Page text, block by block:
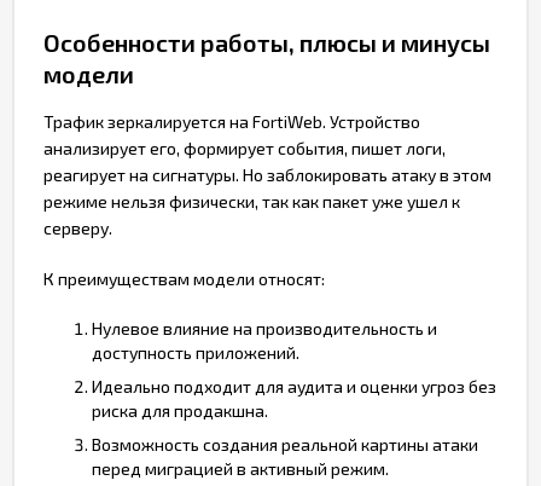
Особенности работы, плюсы и минусы
модели
Трафик зеркалируется на FortiWeb. Устройство
анализирует его, формирует события, пишет логи,
реагирует на сигнатуры. Но заблокировать атаку в этом
режиме нельзя физически, так как пакет уже ушел к
серверу.
К преимуществам модели относят:
Нулевое влияние на производительность и
доступность приложений.
Идеально подходит для аудита и оценки угроз без
риска для продакшна.
Возможность создания реальной картины атаки
перед миграцией в активный режим.